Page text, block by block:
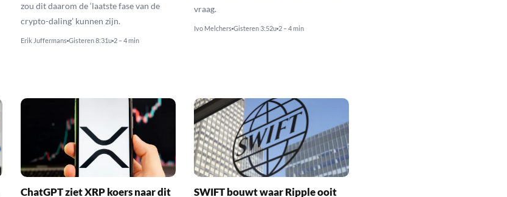
zou dit daarom de ‘laatste fase van de
crypto-daling’ kunnen zijn.
Erik Juffermans Gisteren 8:31u 2 – 4 min
vraag.
Ivo Melchers Gisteren 3:52u 2 – 4 min
ChatGPT ziet XRP koers naar dit SWIFT bouwt waar Ripple ooit